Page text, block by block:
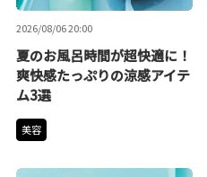
2026/08/06 20:00
夏のお風呂時間が超快適に！
爽快感たっぷりの涼感アイテ
ム3選
美容